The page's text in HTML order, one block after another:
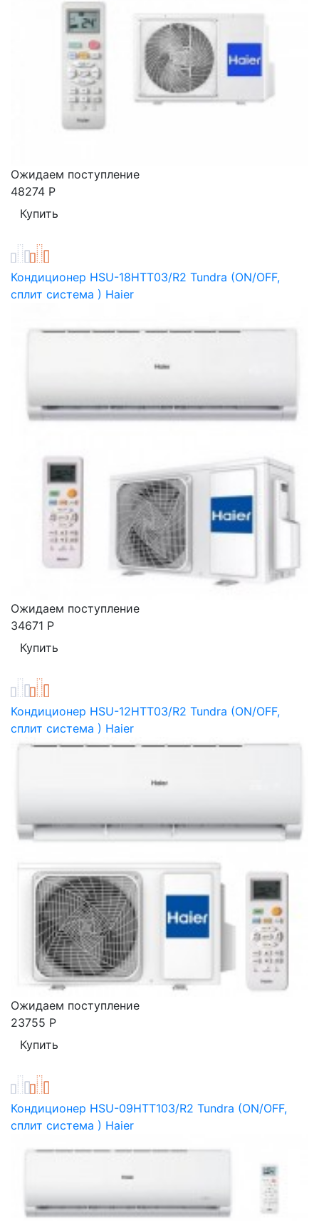
Ожидаем поступление
48274 Р
Кондиционер HSU-18HTT03/R2 Tundra (ON/OFF,
сплит система ) Haier
Ожидаем поступление
34671 Р
Кондиционер HSU-12HTT03/R2 Tundra (ON/OFF,
сплит система ) Haier
Ожидаем поступление
23755 Р
Кондиционер HSU-09HTT103/R2 Tundra (ON/OFF,
сплит система ) Haier